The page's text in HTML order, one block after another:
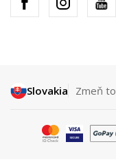
Slovakia Zmeň to